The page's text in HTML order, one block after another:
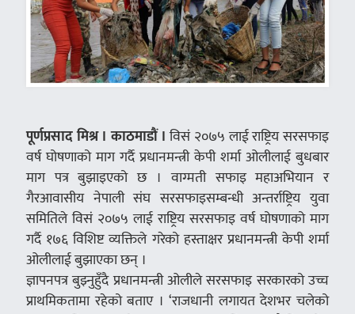
पूर्णप्रसाद मिश्र । काठमाडौं ।विसं २०७५ लाई राष्ट्रिय सरसफाइ
वर्ष घोषणाको माग गर्दै प्रधानमन्त्री केपी शर्मा ओलीलाई बुधबार
माग पत्र बुझाइएको छ । वाग्मती सफाइ महाअभियान र
गैरआवासीय नेपाली संघ सरसफाइसम्बन्धी अन्तर्राष्ट्रिय युवा
समितिले विसं २०७५ लाई राष्ट्रिय सरसफाइ वर्ष घोषणाको माग
गर्दै १७६ विशिष्ट व्यक्तिले गरेको हस्ताक्षर प्रधानमन्त्री केपी शर्मा
ओलीलाई बुझाएका छन् ।
ज्ञापनपत्र बुझ्नुहुँदै प्रधानमन्त्री ओलीले सरसफाइ सरकारको उच्च
प्राथमिकतामा रहेको बताए । ‘राजधानी लगायत देशभर चलेको